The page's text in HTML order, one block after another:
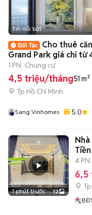
Tin nổi bật
Cho thuê
Grand Park giá chỉ từ
1 PN Chung cư
4,5 triệu/tháng51 m²
Tp Hồ Chí Minh
Sang Vinhomes 5.0
1 phút trước 12
4 PN
6,5